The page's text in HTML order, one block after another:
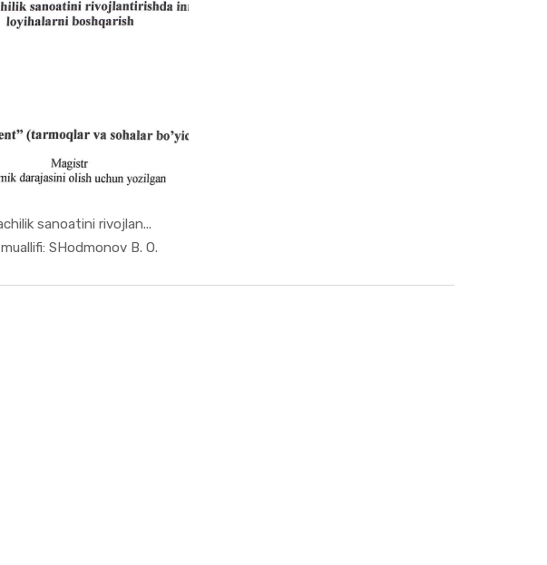
sanoatini rivojlan...
SHodmonov B. O.
In Xizmat ...